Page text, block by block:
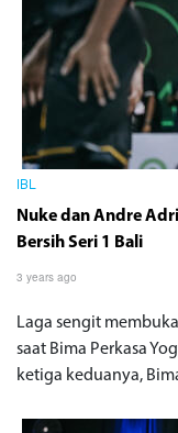
IBL
Nuke dan Andre
Bersih Seri 1 Bali
3 years ago
Laga sengit
saat Bima Perkasa
ketiga keduanya,